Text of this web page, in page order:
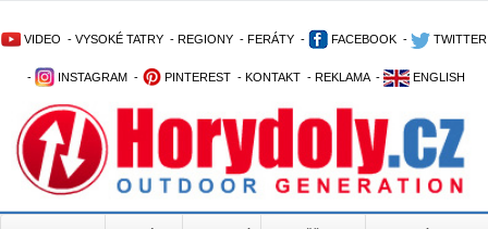
VIDEO - VYSOKÉ TATRY - REGIONY - FERÁTY - FACEBOOK - TWITTER
- INSTAGRAM - PINTEREST - KONTAKT - REKLAMA - ENGLISH